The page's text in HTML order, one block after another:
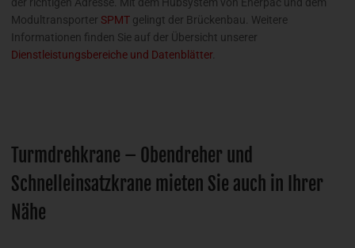
Modultransporter SPMT gelingt der Brückenbau. Weitere
Informationen finden Sie auf der Übersicht unserer
Dienstleistungsbereiche und Datenblätter.
Turmdrehkrane – Obendreher und
Schnelleinsatzkrane mieten Sie auch in Ihrer
Nähe